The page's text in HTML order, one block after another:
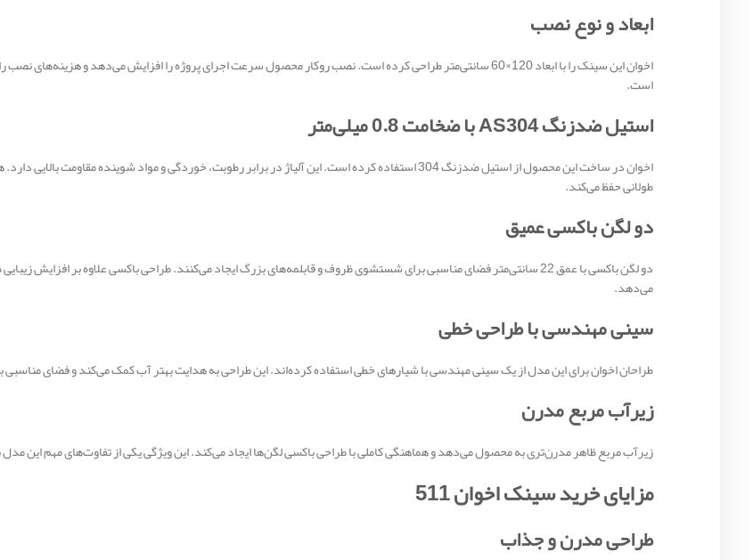
ابعاد و نوع نصب
اخوان این سینک را با ابعاد 120×60 سانتی‌متر طراحی کرده است. نصب روکار محصول سرعت اجرای پروژه را افزایش می‌دهد و
است.
استیل ضدزنگ AS304 با ضخامت 0.8 میلی‌متر
اخوان در ساخت این محصول از استیل ضدزنگ 304 استفاده کرده است. این آلیاژ در برابر رطوبت، خوردگی و مواد
طولانی حفظ می‌کند.
دو لگن باکسی عمیق
دو لگن باکسی با عمق 22 سانتی‌متر فضای مناسبی برای شستشوی ظروف و قابلمه‌های بزرگ ایجاد می‌کنند. طراحی باکسی علاوه بر افزایش
می‌دهد.
سینی مهندسی با طراحی خطی
طراحان اخوان برای این مدل از یک سینی مهندسی با شیارهای خطی استفاده کرده‌اند. این طراحی به هدایت بهتر آب کمک می‌کند و فضای
زیرآب مربع مدرن
زیرآب مربع ظاهر مدرن‌تری به محصول می‌دهد و هماهنگی کاملی با طراحی باکسی لگن‌ها ایجاد می‌کند. این ویژگی یکی از تفاوت‌های مهم این
مزایای خرید سینک اخوان 511
طراحی مدرن و جذاب